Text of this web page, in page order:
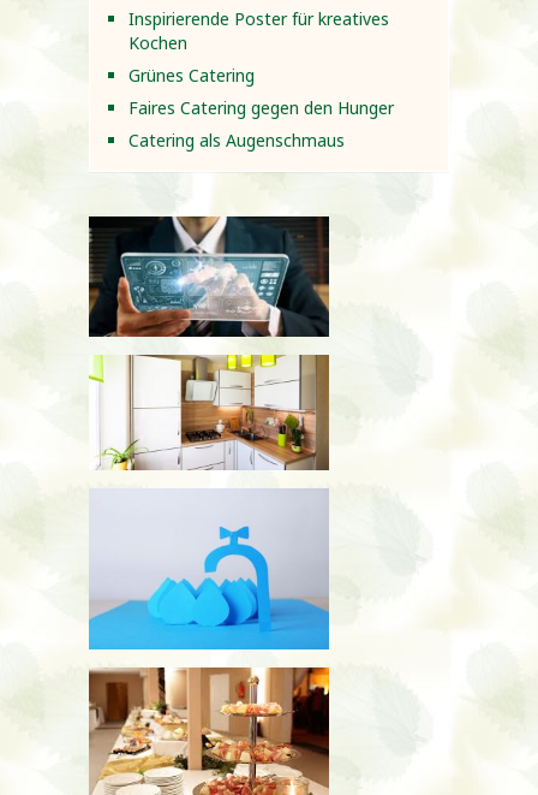
Inspirierende Poster für kreatives
Kochen
Grünes Catering
Faires Catering gegen den Hunger
Catering als Augenschmaus